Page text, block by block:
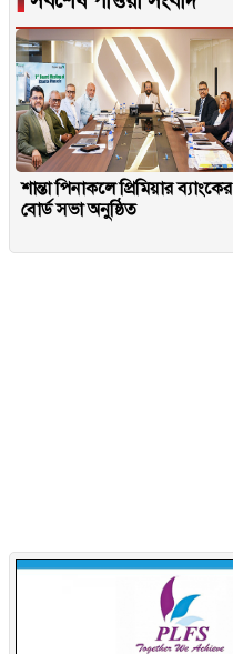
শান্তা পিনাকলে প্রিমিয়ার ব্যাংকের
বোর্ড সভা অনুষ্ঠিত